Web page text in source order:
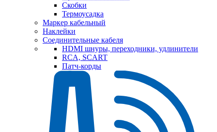
Скобки
Термоусадка
Маркер кабельный
Наклейки
Соединительные кабеля
HDMI шнуры, переходники, удлинители
RCA, SCART
Патч-корды